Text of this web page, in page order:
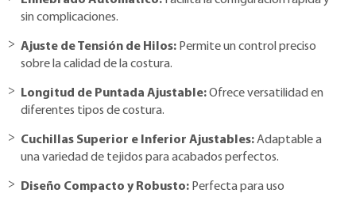
sin complicaciones.
Ajuste de Tensión de Hilos: Permite un control preciso
sobre la calidad de la costura.
Longitud de Puntada Ajustable:Ofrece versatilidad en
diferentes tipos de costura.
Cuchillas Superior e Inferior Ajustables:Adaptable a
una variedad de tejidos para acabados perfectos.
Diseño Compacto y Robusto: Perfecta para uso